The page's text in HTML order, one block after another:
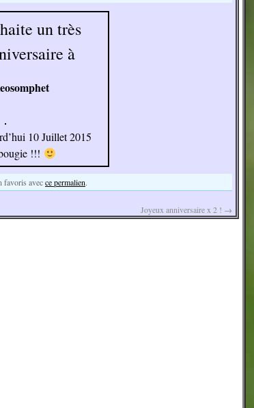
un très
à
10 Juillet 2015
!!!
favoris avecce permalien.
Joyeux anniversaire x 2 ! →